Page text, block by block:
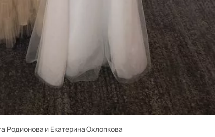
Родионова и Екатерина Охлопкова